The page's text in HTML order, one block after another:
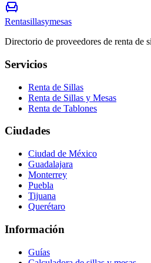
Rentasillasymesas
Directorio de proveedores de renta de
Servicios
Renta de Sillas
Renta de Sillas y Mesas
Renta de Tablones
Ciudades
Ciudad de México
Guadalajara
Monterrey
Puebla
Tijuana
Querétaro
Información
Guías